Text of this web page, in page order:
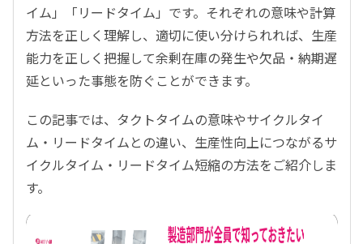
イム」「リードタイム」です。それぞれの意味や計算
方法を正しく理解し、適切に使い分けられれば、生産
能力を正しく把握して余剰在庫の発生や欠品・納期遅
延といった事態を防ぐことができます。
この記事では、タクトタイムの意味やサイクルタイ
ム・リードタイムとの違い、生産性向上につながるサ
イクルタイム・リードタイム短縮の方法をご紹介しま
す。